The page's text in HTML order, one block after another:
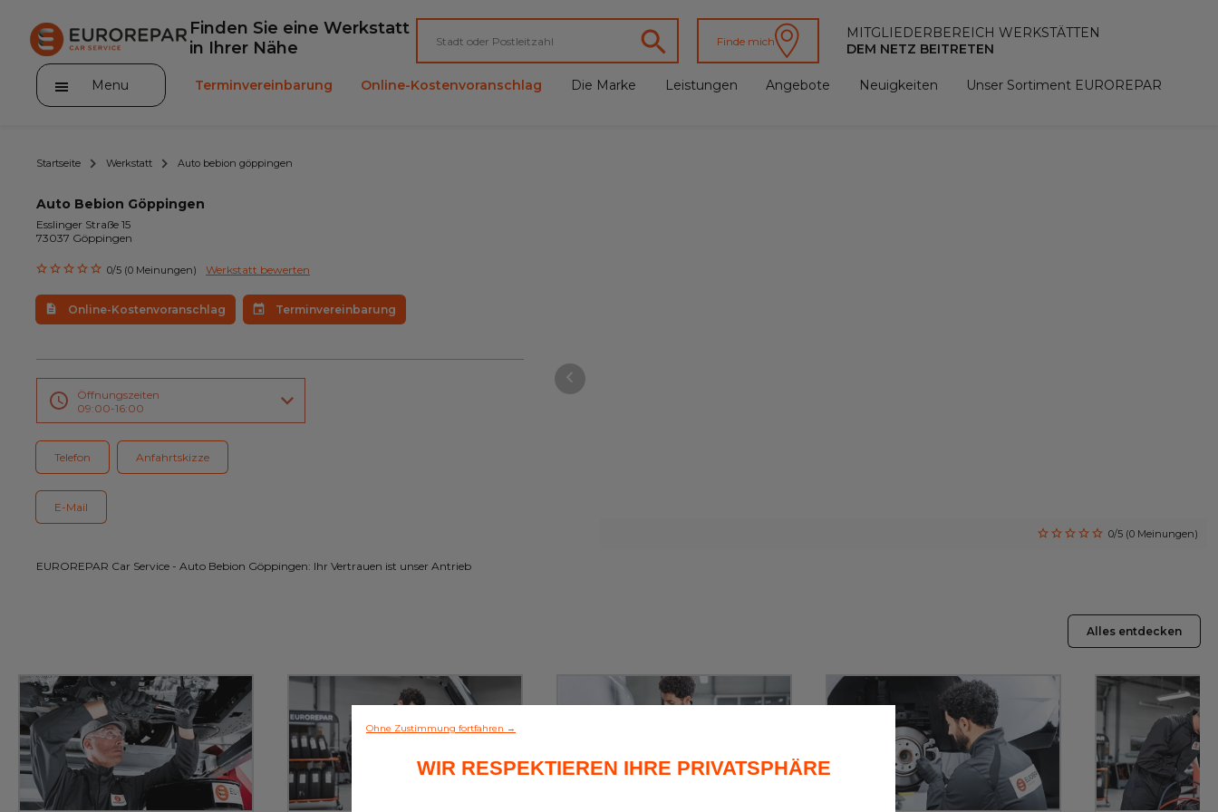
Finden Sie eine Werkstatt
in Ihrer Nähe
Finde mich
MITGLIEDERBEREICH WERKSTÄTTEN
DEM NETZ BEITRETEN
Menu
Die Marke
Leistungen
Angebote
Neuigkeiten
Unser Sortiment EUROREPAR
Terminvereinbarung Online-Kostenvoranschlag Die Marke Leistungen Angebote Neuigkeiten Unser Sortiment EUROREPAR
Startseite Werkstatt Auto bebion göppingen
Auto Bebion Göppingen
Esslinger Straße 15
73037 Göppingen
0/5 (0 Meinungen) Werkstatt bewerten
Online-Kostenvoranschlag Terminvereinbarung
Öffnungszeiten
09:00-16:00
Telefon Anfahrtskizze
E-Mail
EUROREPAR Car Service - Auto Bebion Göppingen: Ihr Vertrauen ist unser Antrieb
0/5 (0 Meinungen)
Alles entdecken
Ohne Zustimmung fortfahren →
WIR RESPEKTIEREN IHRE PRIVATSPHÄRE